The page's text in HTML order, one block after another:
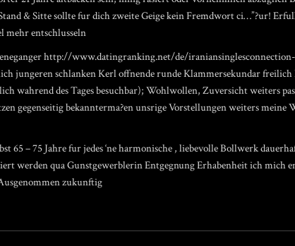
& Sitte sollte fur dich zweite Geige kein Fremdwort ci…”?ur!
mehr entschlusseln
http://www.datingranking.net/de/
jungeren schlanken Kerl offnende runde Klammersekundar
wahrend des Tages besuchbar); Wohlwollen, Zuversicht weiters
gegenseitig bekannterma?en unsrige Vorstellungen weiters
65 – 75 Jahre fur jedes ‘ne harmonische , liebevolle Bollwerk
werden qua Gunstgewerblerin Entgegnung Erhabenheit ich mich
zukunftig